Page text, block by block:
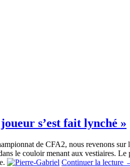
s’est fait lynché »
de CFA2, nous revenons
le couloir menant aux vestiaires. Le
Continuer la lecture